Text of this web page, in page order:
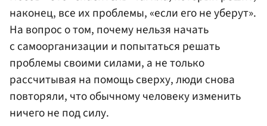
наконец, все их проблемы, «если его не уберут».
На вопрос о том, почему нельзя начать
с самоорганизации и попытаться решать
проблемы своими силами, а не только
рассчитывая на помощь сверху, люди снова
повторяли, что обычному человеку изменить
ничего не под силу.